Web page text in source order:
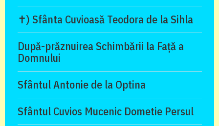
✝) Sfânta Cuvioasă Teodora de la Sihla
După-prăznuirea Schimbării la Față a
Domnului
Sfântul Antonie de la Optina
Sfântul Cuvios Mucenic Dometie Persul